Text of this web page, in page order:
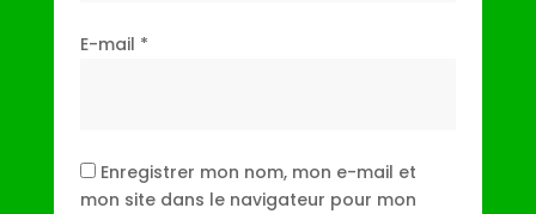
E-mail *
Enregistrer mon nom, mon e-mail et
mon site dans le navigateur pour mon